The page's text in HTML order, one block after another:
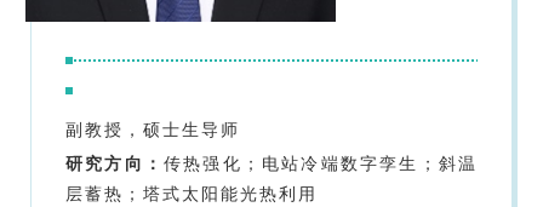
副教授，硕士生导师
研究方向： 传热强化；电站冷端数字孪生；斜温
层蓄热；塔式太阳能光热利用